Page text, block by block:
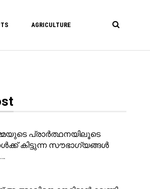
AGRICULTURE
പ്രാർത്ഥനയിലൂടെ
കിട്ടുന്ന സൗഭാഗ്യങ്ങൾ